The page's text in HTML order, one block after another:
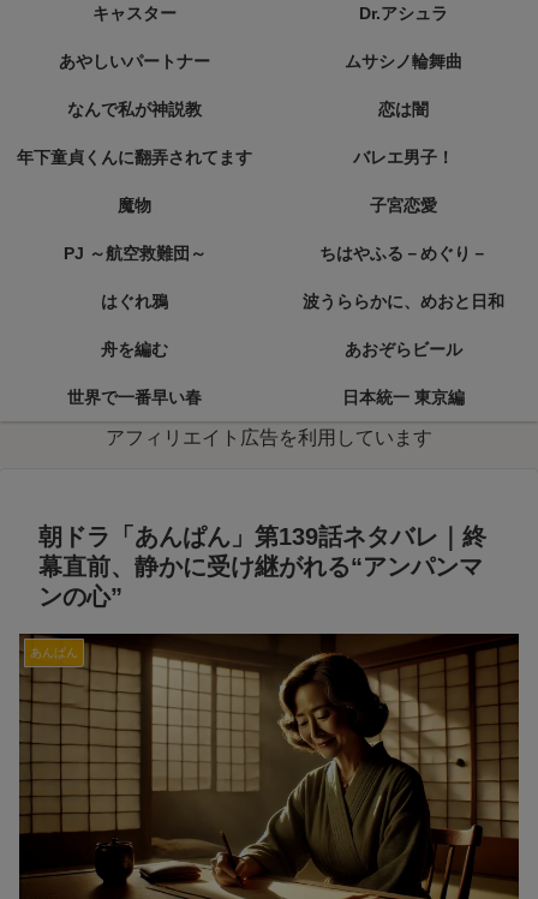
キャスター Dr.アシュラ
あやしいパートナー ムサシノ輪舞曲
なんで私が神説教 恋は闇
年下童貞くんに翻弄されてます バレエ男子！
魔物 子宮恋愛
PJ ～航空救難団～ ちはやふる－めぐり－
はぐれ鴉 波うららかに、めおと日和
舟を編む あおぞらビール
世界で一番早い春 日本統一 東京編
アフィリエイト広告を利用しています
朝ドラ「あんぱん」第139話ネタバレ｜終
幕直前、静かに受け継がれる“アンパンマ
ンの心”
あんぱん